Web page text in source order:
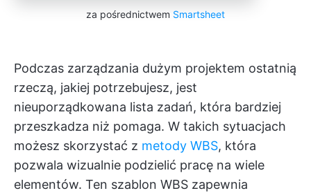
za pośrednictwem Smartsheet
Podczas zarządzania dużym projektem ostatnią
rzeczą, jakiej potrzebujesz, jest
nieuporządkowana lista zadań, która bardziej
przeszkadza niż pomaga. W takich sytuacjach
możesz skorzystać z metody WBS, która
pozwala wizualnie podzielić pracę na wiele
elementów. Ten szablon WBS zapewnia